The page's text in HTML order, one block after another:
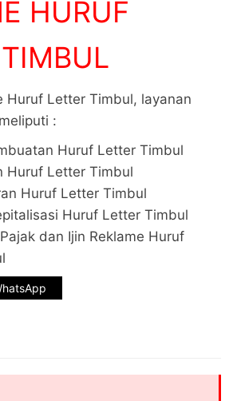
HURUF
Huruf Letter Timbul, layanan
:
Huruf Letter Timbul
Huruf Letter Timbul
Huruf Letter Timbul
Huruf Letter Timbul
dan Ijin Reklame Huruf